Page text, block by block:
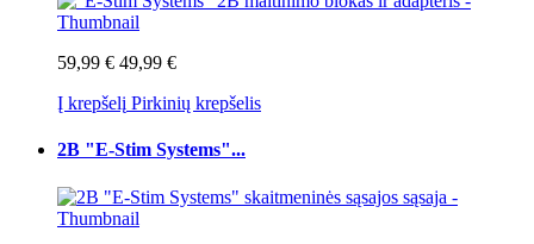
59,99 € 49,99 €
Į krepšelį Pirkinių krepšelis
2B "E-Stim Systems"...